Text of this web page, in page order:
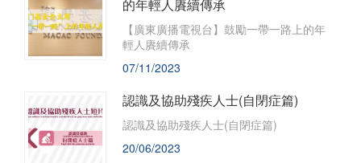
門文化界聯合總會會長吳志良在接受南方
財經全媒體記者採訪時表示，澳門擁有一
套中外都特別容易理解和接受的話語體
系，是講好中國故事、澳門故事的重要視
窗，能夠在粵港澳大灣區對外傳播方面發
有助於港澳推動人文灣區的建設。
的年輕人賡續傳承
【廣東廣播電視台】鼓勵一帶一路上的年
輕人賡續傳承
07/11/2023
認識及協助殘疾人士(自閉症篇)
認識及協助殘疾人士(自閉症篇)
20/06/2023